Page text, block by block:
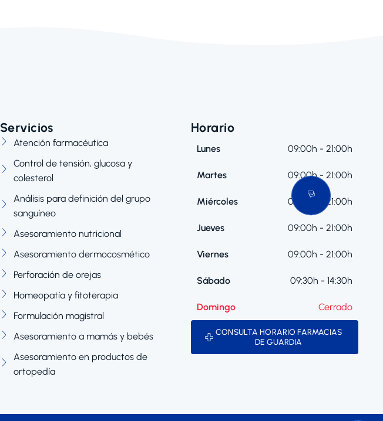
Servicios
Atención farmacéutica
Control de tensión, glucosa y
colesterol
Análisis para definición del grupo
sanguíneo
Asesoramiento nutricional
Asesoramiento dermocosmético
Perforación de orejas
Homeopatía y fitoterapia
Formulación magistral
Asesoramiento a mamás y bebés
Asesoramiento en productos de
ortopedía
Horario
Lunes 09:00h - 21:00h
Martes 09:00h - 21:00h
Miércoles 09:00h - 21:00h
Jueves 09:00h - 21:00h
Viernes 09:00h - 21:00h
Sábado 09:30h - 14:30h
Domingo Cerrado
CONSULTA HORARIO FARMACIAS
DE GUARDIA